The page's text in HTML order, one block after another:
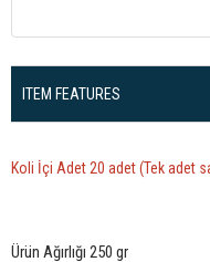
ITEM FEATURES
Koli İçi Adet 20 adet (Tek adet
Ürün Ağırlığı 250 gr